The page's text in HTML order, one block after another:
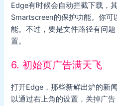
Edge有时候会自动拦截下载，
Smartscreen的保护功能。你可
能。不过，要是文件路径有问
置。
6. 初始页广告满天飞
打开Edge，那些新鲜出炉的新
以通过右上角的设置，关掉广